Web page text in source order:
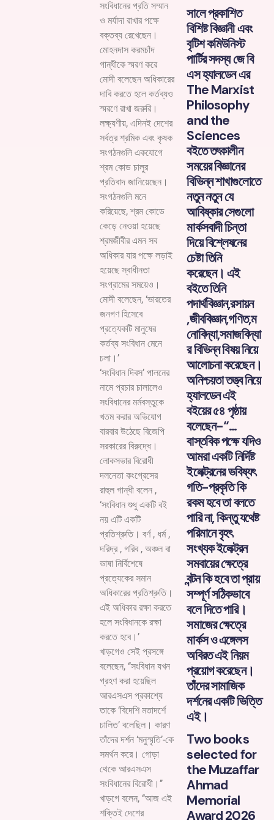
সংবিধানের প্রতি সম্মান
ও মর্যাদা রাখার পক্ষে
বক্তব্য রেখেছেন।
মোহনদাস করমচাঁদ
গান্ধীকে স্মরণ করে
মোদী বলেছেন অধিকারের
দাবি করতে হলে কর্তব্যও
স্মরণে রাখা জরুরি।
লক্ষ্যণীয়, এদিনই দেশের
সর্বত্র শ্রমিক এবং কৃষক
সংগঠনগুলি একযোগে
শ্রম কোড চালুর
প্রতিবাদ জানিয়েছেন।
সংগঠনগুলি মনে
করিয়েছে, শ্রম কোডে
কেড়ে নেওয়া হয়েছে
শ্রমজীবীর এমন সব
অধিকার যার পক্ষে লড়াই
হয়েছে স্বাধীনতা
সংগ্রামের সময়েও।
মোদী বলেছেন, ‘ভারতের
জনগণ হিসেবে
প্রত্যেকটি মানুষের
কর্তব্য সংবিধান মেনে
চলা।’
‘সংবিধান দিবস’ পালনের
নামে প্রচার চালালেও
সংবিধানের মর্মবস্তুকে
খতম করার অভিযোগ
বারবার উঠেছে বিজেপি
সরকারের বিরুদ্ধে।
লোকসভার বিরোধী
দলনেতা কংগ্রেসের
রাহুল গান্ধী বলেন ,
‘সংবিধান শুধু একটি বই
নয় এটি একটি
প্রতিশ্রুতি। বর্ণ , ধর্ম ,
দরিদ্র , গরিব , অঞ্চল বা
ভাষা নির্বিশেষে
প্রত্যেকের সমান
অধিকারের প্রতিশ্রুতি।
এই অধিকার রক্ষা করতে
হলে সংবিধানকে রক্ষা
করতে হবে।’
খাড়গেও সেই প্রসঙ্গে
বলেছেন, ‘‘সংবিধান যখন
গ্রহণ করা হয়েছিল
আরএসএস প্রকাশ্যে
তাকে ‘বিদেশি মতাদর্শে
চালিত’ বলেছিল। কারণ
তাঁদের দর্শন ‘মনুস্মৃতি’-কে
সমর্থন করে। গোড়া
থেকে আরএসএস
সংবিধানের বিরোধী।’’
খাড়গে বলেন, ‘‘আজ এই
শক্তিই দেশের
সালে প্রকাশিত
বিশিষ্ট বিজ্ঞানী এবং
বৃটিশ কমিউনিস্ট
পার্টির সদস্য জে বি
এস হ্যালডেন এর
The Marxist
Philosophy
and the
Sciences
বইতে তৎকালীন
সময়ের বিজ্ঞানের
বিভিন্ন শাখাগুলোতে
নতুন নতুন যে
আবিষ্কার সেগুলো
মার্কসবাদী চিন্তা
দিয়ে বিশ্লেষনের
চেষ্টা তিনি
করেছেন। এই
বইতে তিনি
পদার্থবিজ্ঞান,রসায়ন
,জীববিজ্ঞান,গণিত,ম
নোবিদ্যা,সমাজবিদ্যা
র বিভিন্ন বিষয় নিয়ে
আলোচনা করেছেন।
অনিশ্চয়তা তত্ত্ব নিয়ে
হ্যালডেন এই
বইয়ের ৫৪ পৃষ্ঠায়
বলেছেন-“…
বাস্তবিক পক্ষে যদিও
আমরা একটি নির্দিষ্ট
ইলেক্ট্রনের ভবিষ্যৎ
গতি-প্রকৃতি কি
রকম হবে তা বলতে
পারি না, কিন্তু যথেষ্ট
পরিমানে বৃহৎ
সংখ্যক ইলেক্ট্রন
সমবায়ের ক্ষেত্রে
বন্টন কি হবে তা প্রায়
সম্পূর্ণ সঠিকভাবে
বলে দিতে পারি।
সমাজের ক্ষেত্রে
মার্কস ও এঙ্গেলস
অবিরত এই নিয়ম
প্রয়োগ করেছেন।
তাঁদের সামাজিক
দর্শনের একটি ভিত্তি
এই।
Two books
selected for
the Muzaffar
Ahmad
Memorial
Award 2026